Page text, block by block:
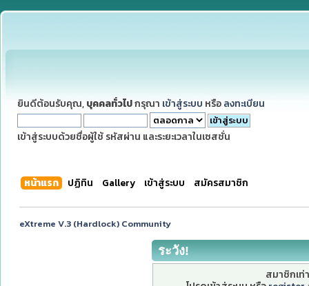
ยินดีต้อนรับคุณ, บุคคลทั่วไปกรุณา เข้าสู่ระบบ หรือ ลงทะเบียน
เข้าสู่ระบบด้วยชื่อผู้ใช้ รหัสผ่าน และระยะเวลาในเซสชั่น
หน้าแรก ปฏิทิน Gallery เข้าสู่ระบบ สมัครสมาชิก
eXtreme V.3 (Hardlock) Community
ระวัง!
สมาชิกเท่